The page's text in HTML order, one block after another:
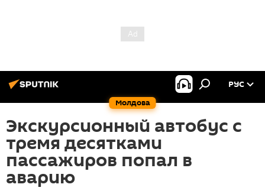
Молдова
РУС
Экскурсионный автобус с
тремя десятками
пассажиров попал в
аварию